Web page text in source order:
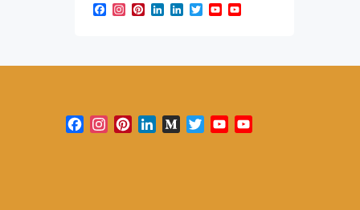
Facebook
Instagram
Pinterest
LinkedIn
LinkedIn
TwitterYouTube
Facebook
Instagram
PinterestLinkedInMediumTwitterYouTube